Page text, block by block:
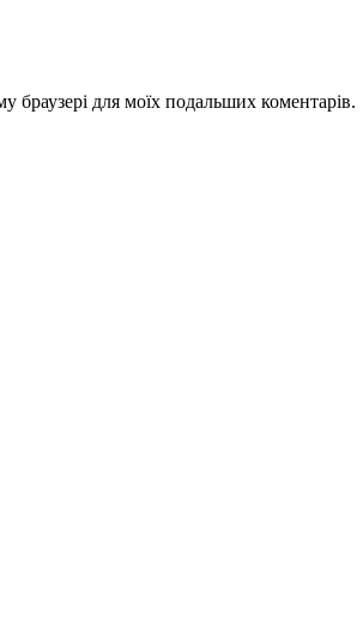
браузері для моїх подальших коментарів.